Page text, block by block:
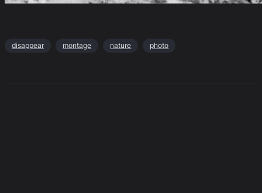
disappear montage nature photo